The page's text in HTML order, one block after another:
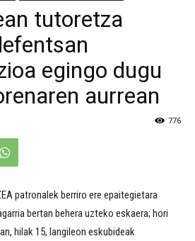
tutoretza
egingo dugu
aurrean
776
patronalek berriro ere epaitegietara
bertan behera uzteko eskaera; hori
hilak 15, langileon eskubideak